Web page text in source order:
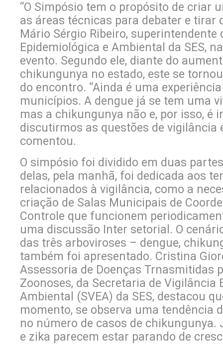
“O Simpósio tem o propósito de criar
as áreas técnicas para debater e tirar
Mário Sérgio Ribeiro, superintendente
Epidemiológica e Ambiental da SES,
evento. Segundo ele, diante do
chikungunya no estado, este se
do encontro. “Ainda é uma
municípios. A dengue já se tem uma
mas a chikungunya não e, por isso, é
discutirmos as questões de vigilância
comentou.
O simpósio foi dividido em duas
delas, pela manhã, foi dedicada aos
relacionados à vigilância, como a
criação de Salas Municipais de
Controle que funcionem
uma discussão Inter setorial. O
das três arboviroses – dengue,
também foi apresentado. Cristina
Assessoria de Doenças Trnasmitidas
Zoonoses, da Secretaria de Vigilância
Ambiental (SVEA) da SES, destacou
momento, se observa uma tendência
no número de casos de chikungunya.
e zika parecem estar parando de